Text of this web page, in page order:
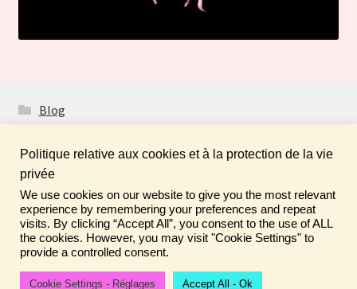
Fais de ta vie un rêve ! N'oublie pas de laisser un
commentaire sur tes achats pour aider la communauté ♡
Ignorer
Blog
© Boutique Atelier Maloet 2026
À propos & CGV
Built with WooCommerce.
Politique relative aux cookies et à la protection de la vie
privée
We use cookies on our website to give you the most relevant
experience by remembering your preferences and repeat
visits. By clicking “Accept All”, you consent to the use of ALL
the cookies. However, you may visit "Cookie Settings" to
provide a controlled consent.
Cookie Settings - Réglages Accept All - Ok